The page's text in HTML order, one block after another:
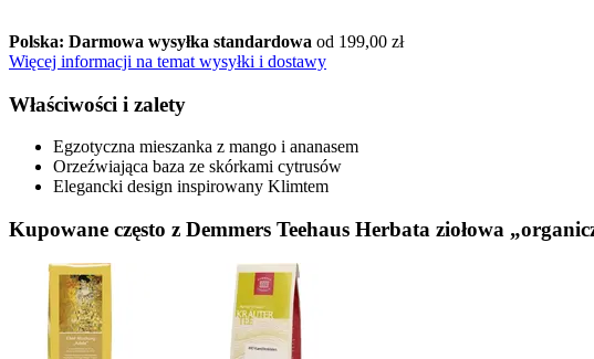
Polska: Darmowa wysyłka standardowa od 199,00 zł
Więcej informacji na temat wysyłki i dostawy
Właściwości i zalety
Egzotyczna mieszanka z mango i ananasem
Orzeźwiająca baza ze skórkami cytrusów
Elegancki design inspirowany Klimtem
Kupowane często z Demmers Teehaus Herbata ziołowa